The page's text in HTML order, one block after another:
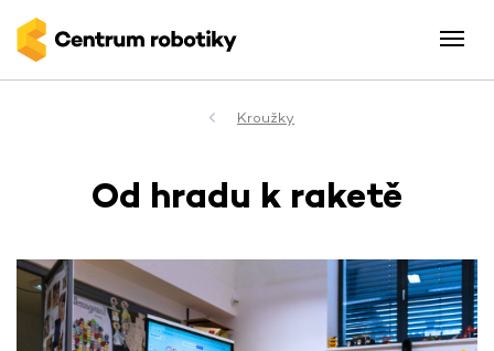
Kroužky
Od hradu k raketě